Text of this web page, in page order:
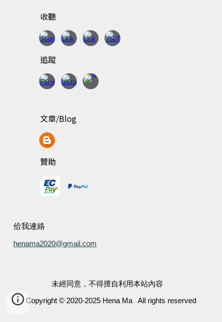
收聽
追蹤
文章/Blog
贊助
佮我連絡
henama2020@gmail.com
未經同意，不得擅自利用本站內容
Copyright © 2020-2025 Hena Ma All rights reserved